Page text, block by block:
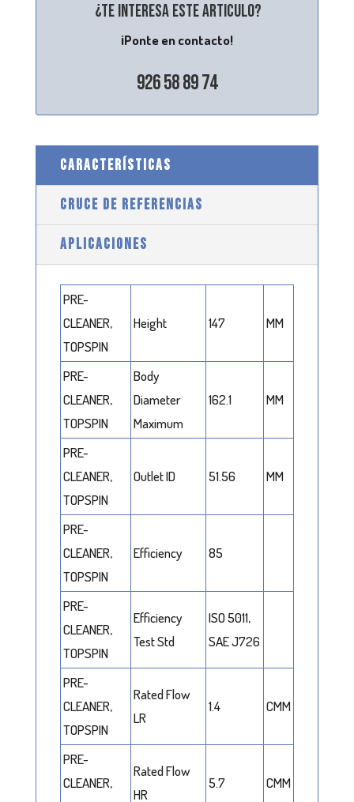
¿Te interesa este articulo?
¡Ponte en contacto!
926 58 89 74
CARACTERÍSTICAS
CRUCE DE REFERENCIAS
APLICACIONES
PRE-
CLEANER,
TOPSPIN
Height 147 MM
PRE-
CLEANER,
TOPSPIN
Body
Diameter
Maximum
162.1 MM
PRE-
CLEANER,
TOPSPIN
Outlet ID 51.56 MM
PRE-
CLEANER,
TOPSPIN
Efficiency 85
PRE-
CLEANER,
TOPSPIN
Efficiency
Test Std
ISO 5011,
SAE J726
PRE-
CLEANER,
TOPSPIN
Rated Flow
LR
1.4 CMM
PRE-
CLEANER,
Rated Flow
HR
5.7 CMM